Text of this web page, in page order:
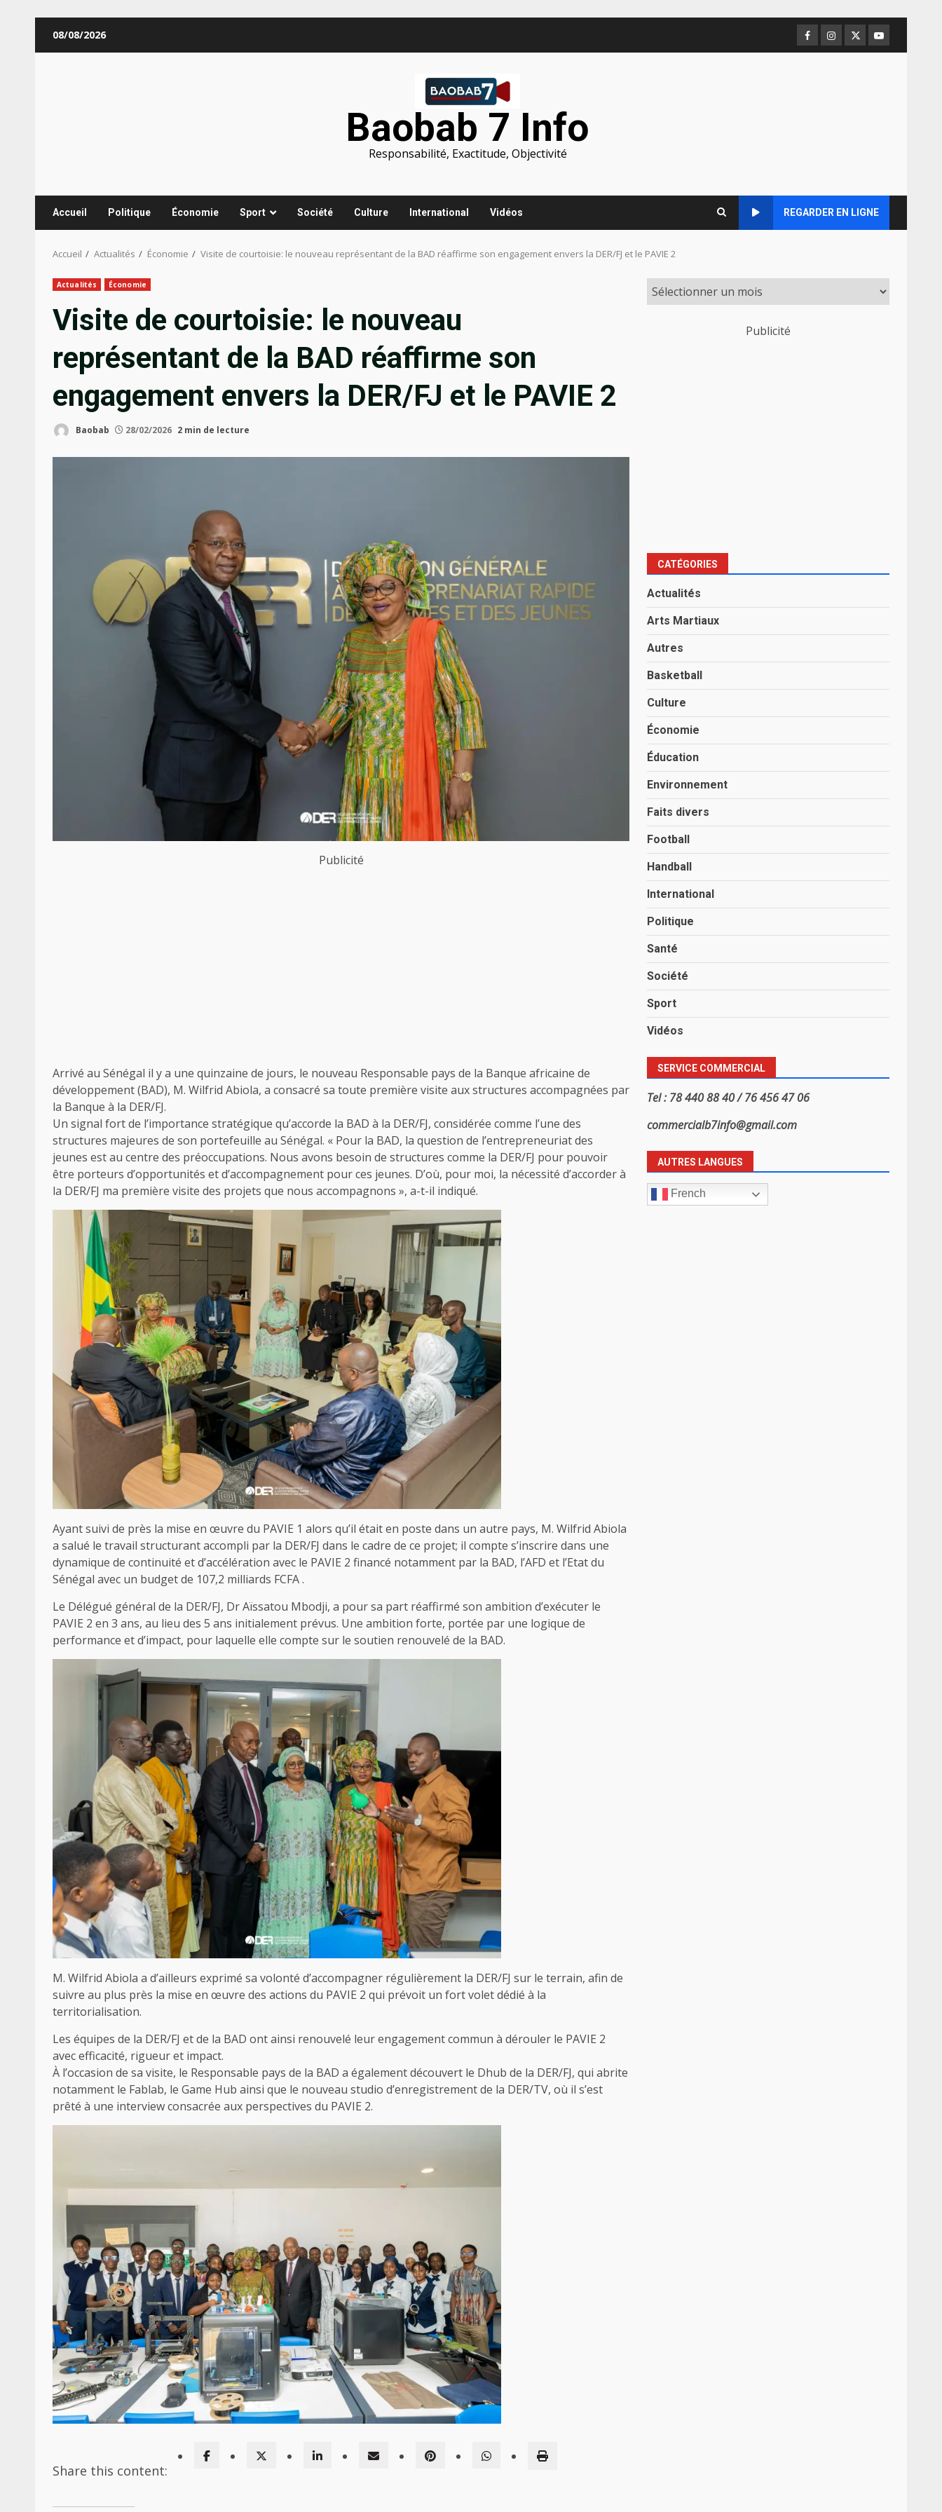
08/08/2026 Facebook
Instagram
TwitterYoutube
Baobab 7 Info
Responsabilité, Exactitude, Objectivité
Accueil Politique Économie Sport Société Culture International Vidéos REGARDER EN LIGNE
Accueil Actualités Économie Visite de courtoisie: le nouveau représentant de la BAD réaffirme son engagement envers la DER/FJ et le PAVIE 2
Actualités Économie
Visite de courtoisie: le nouveau
représentant de la BAD réaffirme son
engagement envers la DER/FJ et le PAVIE 2
Baobab 28/02/2026 2 min de lecture
Publicité
Arrivé au Sénégal il y a une quinzaine de jours, le nouveau Responsable pays de la Banque africaine de
développement (BAD), M. Wilfrid Abiola, a consacré sa toute première visite aux structures accompagnées par
la Banque à la DER/FJ.
Un signal fort de l’importance stratégique qu’accorde la BAD à la DER/FJ, considérée comme l’une des
structures majeures de son portefeuille au Sénégal. « Pour la BAD, la question de l’entrepreneuriat des
jeunes est au centre des préoccupations. Nous avons besoin de structures comme la DER/FJ pour pouvoir
être porteurs d’opportunités et d’accompagnement pour ces jeunes. D’où, pour moi, la nécessité d’accorder à
la DER/FJ ma première visite des projets que nous accompagnons », a-t-il indiqué.
Ayant suivi de près la mise en œuvre du PAVIE 1 alors qu’il était en poste dans un autre pays, M. Wilfrid Abiola
a salué le travail structurant accompli par la DER/FJ dans le cadre de ce projet; il compte s’inscrire dans une
dynamique de continuité et d’accélération avec le PAVIE 2 financé notamment par la BAD, l’AFD et l’Etat du
Sénégal avec un budget de 107,2 milliards FCFA .
Le Délégué général de la DER/FJ, Dr Aïssatou Mbodji, a pour sa part réaffirmé son ambition d’exécuter le
PAVIE 2 en 3 ans, au lieu des 5 ans initialement prévus. Une ambition forte, portée par une logique de
performance et d’impact, pour laquelle elle compte sur le soutien renouvelé de la BAD.
M. Wilfrid Abiola a d’ailleurs exprimé sa volonté d’accompagner régulièrement la DER/FJ sur le terrain, afin de
suivre au plus près la mise en œuvre des actions du PAVIE 2 qui prévoit un fort volet dédié à la
territorialisation.
Les équipes de la DER/FJ et de la BAD ont ainsi renouvelé leur engagement commun à dérouler le PAVIE 2
avec efficacité, rigueur et impact.
À l’occasion de sa visite, le Responsable pays de la BAD a également découvert le Dhub de la DER/FJ, qui abrite
notamment le Fablab, le Game Hub ainsi que le nouveau studio d’enregistrement de la DER/TV, où il s’est
prêté à une interview consacrée aux perspectives du PAVIE 2.
Share this content:
Publicité
CATÉGORIES
Actualités
Arts Martiaux
Autres
Basketball
Culture
Économie
Éducation
Environnement
Faits divers
Football
Handball
International
Politique
Santé
Société
Sport
Vidéos
SERVICE COMMERCIAL
Tel : 78 440 88 40 / 76 456 47 06
commercialb7info@gmail.com
AUTRES LANGUES
French